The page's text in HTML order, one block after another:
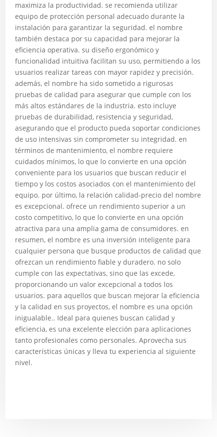
maximiza la productividad. se recomienda utilizar
equipo de protección personal adecuado durante la
instalación para garantizar la seguridad. el nombre
también destaca por su capacidad para mejorar la
eficiencia operativa. su diseño ergonómico y
funcionalidad intuitiva facilitan su uso, permitiendo a los
usuarios realizar tareas con mayor rapidez y precisión.
además, el nombre ha sido sometido a rigurosas
pruebas de calidad para asegurar que cumple con los
más altos estándares de la industria. esto incluye
pruebas de durabilidad, resistencia y seguridad,
asegurando que el producto pueda soportar condiciones
de uso intensivas sin comprometer su integridad. en
términos de mantenimiento, el nombre requiere
cuidados mínimos, lo que lo convierte en una opción
conveniente para los usuarios que buscan reducir el
tiempo y los costos asociados con el mantenimiento del
equipo. por último, la relación calidad-precio del nombre
es excepcional. ofrece un rendimiento superior a un
costo competitivo, lo que lo convierte en una opción
atractiva para una amplia gama de consumidores. en
resumen, el nombre es una inversión inteligente para
cualquier persona que busque productos de calidad que
ofrezcan un rendimiento fiable y duradero. no solo
cumple con las expectativas, sino que las excede,
proporcionando un valor excepcional a todos los
usuarios. para aquellos que buscan mejorar la eficiencia
y la calidad en sus proyectos, el nombre es una opción
inigualable.. Ideal para quienes buscan calidad y
eficiencia, es una excelente elección para aplicaciones
tanto profesionales como personales. Aprovecha sus
características únicas y lleva tu experiencia al siguiente
nivel.